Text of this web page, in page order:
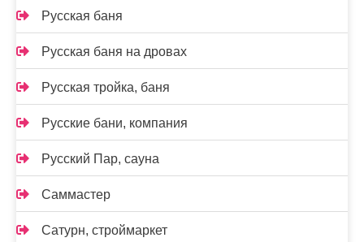
Русская баня
Русская баня на дровах
Русская тройка, баня
Русские бани, компания
Русский Пар, сауна
Саммастер
Сатурн, строймаркет